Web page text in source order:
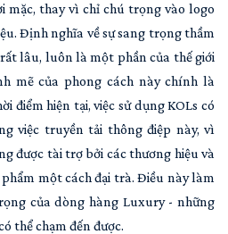
mặc, thay vì chỉ chú trọng vào logo
Định nghĩa về sự sang trọng thầm
lâu, luôn là một phần của thế giới
mẽ của phong cách này chính là
điểm hiện tại, việc sử dụng KOLs có
việc truyền tải thông điệp này, vì
được tài trợ bởi các thương hiệu và
một cách đại trà. Điều này làm
của dòng hàng Luxury - những
thể chạm đến được.